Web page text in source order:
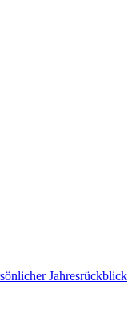
Jahresrückblick